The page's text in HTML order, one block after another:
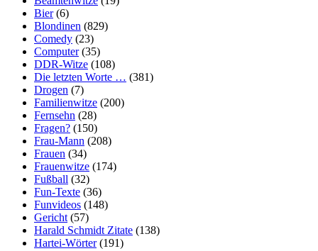
Bier(6)
Blondinen (829)
Comedy (23)
Computer(35)
DDR-Witze (108)
Die letzten Worte … (381)
Drogen (7)
Familienwitze (200)
Fernsehn (28)
Fragen? (150)
Frau-Mann (208)
Frauen (34)
Frauenwitze (174)
Fußball (32)
Fun-Texte (36)
Funvideos (148)
Gericht(57)
Harald Schmidt Zitate (138)
Hartei-Wörter(191)